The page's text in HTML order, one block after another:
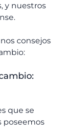
y nuestros
consejos
que se
poseemos